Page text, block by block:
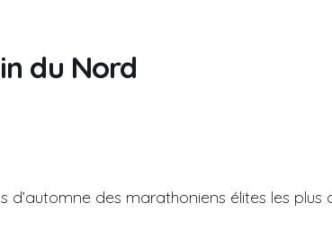
du Nord
d’automne des marathoniens élites les plus